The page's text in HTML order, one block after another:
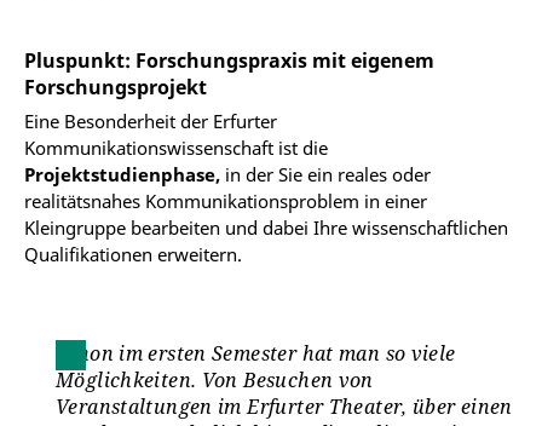
Pluspunkt: Forschungspraxis mit eigenem
Forschungsprojekt
Eine Besonderheit der Erfurter
Kommunikationswissenschaft ist die
Projektstudienphase, in der Sie ein reales oder
realitätsnahes Kommunikationsproblem in einer
Kleingruppe bearbeiten und dabei Ihre wissenschaftlichen
Qualifikationen erweitern.
Schon im ersten Semester hat man so viele
Möglichkeiten. Von Besuchen von
Veranstaltungen im Erfurter Theater, über einen